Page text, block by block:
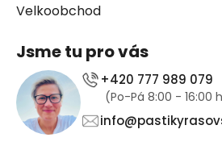
Velkoobchod
Jsme tu pro vás
+420 777 989 079
(Po-Pá 8:00 - 16:00